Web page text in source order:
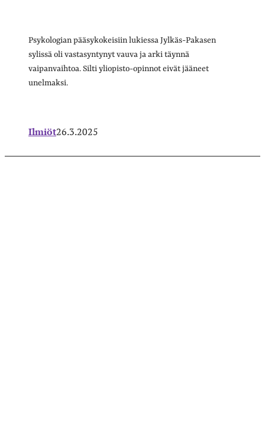
Psykologian pääsykokeisiin lukiessa Jylkäs-Pakasen
sylissä oli vastasyntynyt vauva ja arki täynnä
vaipanvaihtoa. Silti yliopisto-opinnot eivät jääneet
unelmaksi.
Ilmiöt26.3.2025